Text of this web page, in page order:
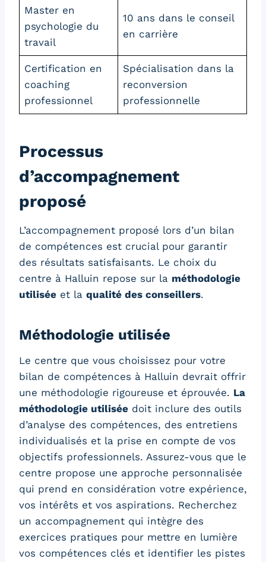
Master en
psychologie du
travail
10 ans dans le conseil
en carrière
Certification en
coaching
professionnel
Spécialisation dans la
reconversion
professionnelle
Processus
d’accompagnement
proposé
L’accompagnement proposé lors d’un bilan
de compétences est crucial pour garantir
des résultats satisfaisants. Le choix du
centre à Halluin repose sur la méthodologie
utilisée et la qualité des conseillers.
Méthodologie utilisée
Le centre que vous choisissez pour votre
bilan de compétences à Halluin devrait offrir
une méthodologie rigoureuse et éprouvée. La
méthodologie utilisée doit inclure des outils
d’analyse des compétences, des entretiens
individualisés et la prise en compte de vos
objectifs professionnels. Assurez-vous que le
centre propose une approche personnalisée
qui prend en considération votre expérience,
vos intérêts et vos aspirations. Recherchez
un accompagnement qui intègre des
exercices pratiques pour mettre en lumière
vos compétences clés et identifier les pistes